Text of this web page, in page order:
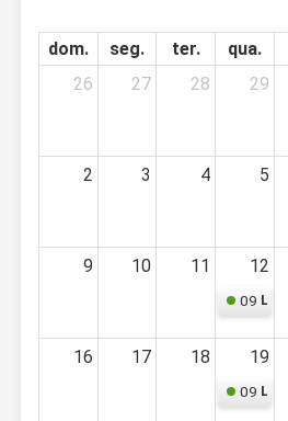
dom. seg. ter. qua.
26
27 28 29
2 3 4 5
9 10 11 12
09
16 17 18 19
09